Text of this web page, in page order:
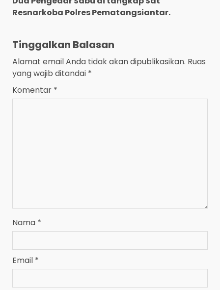
Resnarkoba Polres Pematangsiantar.
Tinggalkan Balasan
Alamat email Anda tidak akan dipublikasikan. Ruas
yang wajib ditandai *
Komentar *
Nama *
Email *